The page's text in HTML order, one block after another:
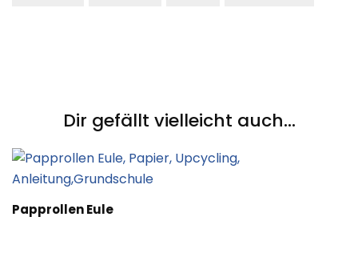
Dir gefällt vielleicht auch...
Papprollen Eule